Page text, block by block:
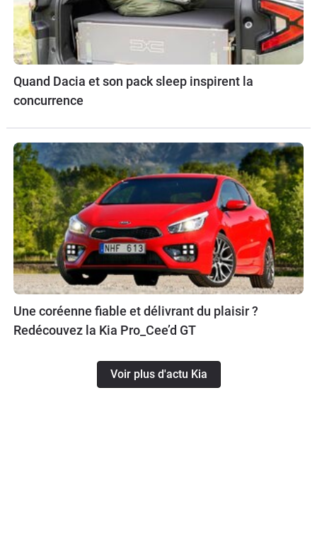
Quand Dacia et son pack sleep inspirent la
concurrence
Une coréenne fiable et délivrant du plaisir ?
Redécouvez la Kia Pro_Cee’d GT
Voir plus d'actu Kia